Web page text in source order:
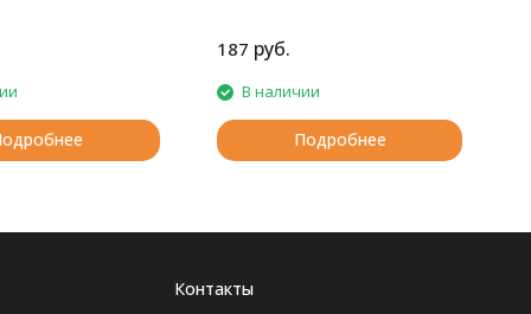
187 руб.
В наличии
Подробнее
Контакты